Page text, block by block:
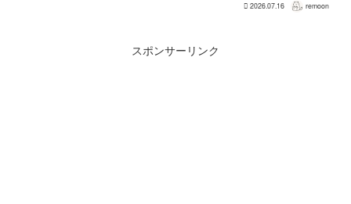
GamesRadar+によると、ゲームディレク
2026.07.16 remoon
スポンサーリンク